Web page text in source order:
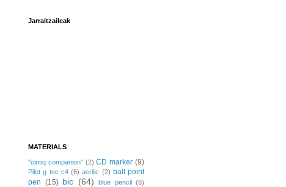
Jarraitzaileak
MATERIALS
"cintiq companion" (2) CD marker (9)
Pilot g tec c4 (6) acrilic (2) ball point
pen (15) bic (64) blue pencil (6)